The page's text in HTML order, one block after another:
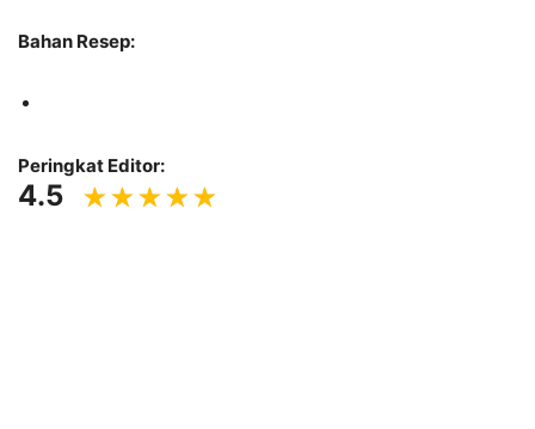
Bahan Resep:
Peringkat Editor:
4.5